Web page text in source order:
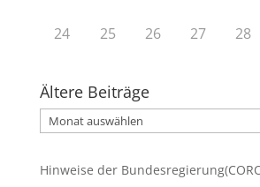
24 25 26 27 28
Ältere Beiträge
Ältere
Beiträge
Hinweise der